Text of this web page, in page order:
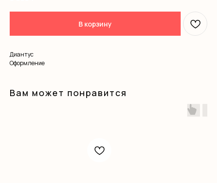
В корзину
Диантус
Оформление
Вам может понравится